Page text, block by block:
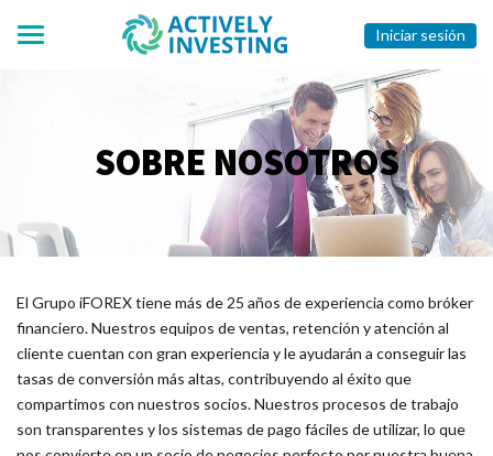
Iniciar sesión
SOBRE NOSOTROS
El Grupo iFOREX tiene más de 25 años de experiencia como bróker
financiero. Nuestros equipos de ventas, retención y atención al
cliente cuentan con gran experiencia y le ayudarán a conseguir las
tasas de conversión más altas, contribuyendo al éxito que
compartimos con nuestros socios. Nuestros procesos de trabajo
son transparentes y los sistemas de pago fáciles de utilizar, lo que